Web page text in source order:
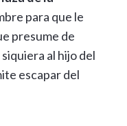
para que le
presume de
al hijo del
escapar del